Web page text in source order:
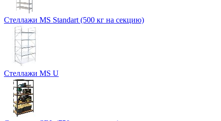
Стеллажи MS Standart (500 кг на секцию)
Стеллажи MS U